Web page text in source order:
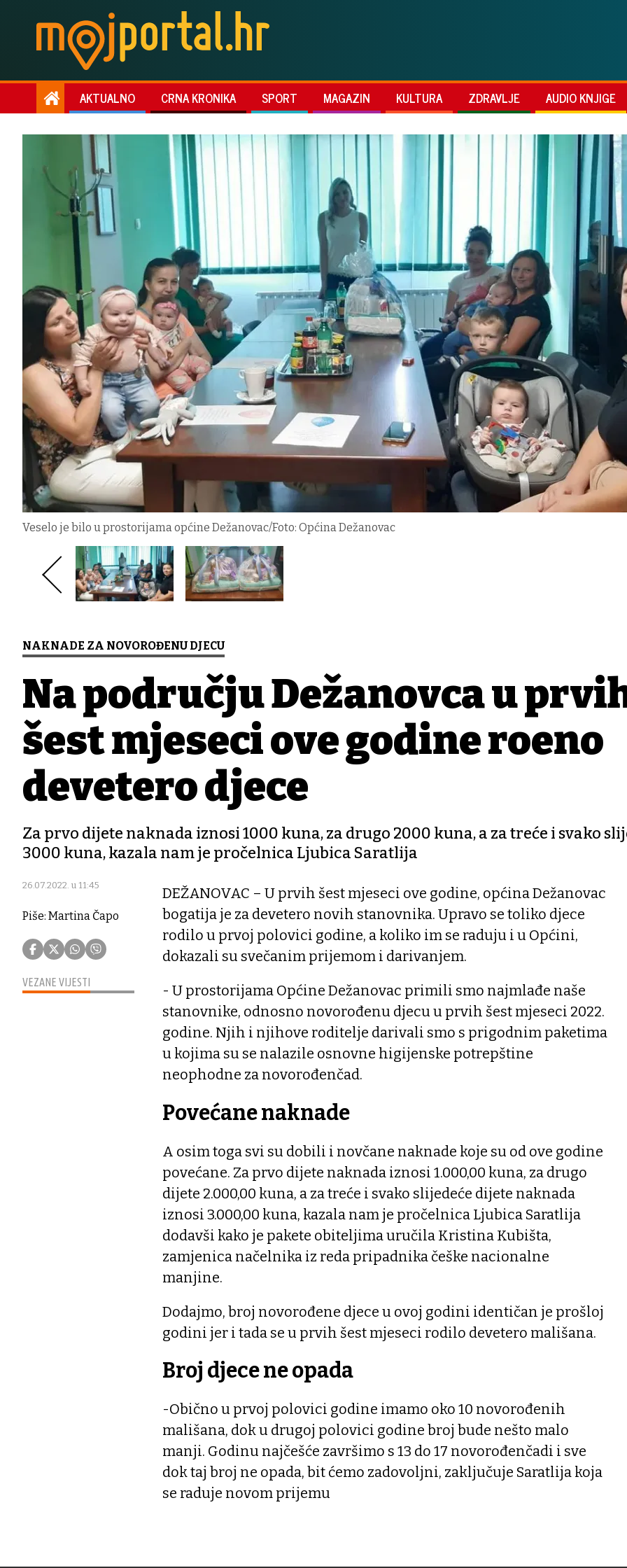
AKTUALNO CRNA KRONIKA SPORT MAGAZIN KULTURA ZDRAVLJE AUDIO KNJIGE
Veselo je bilo u prostorijama općine Dežanovac/Foto: Općina Dežanovac
NAKNADE ZA NOVOROĐENU DJECU
Na području Dežanovca u
šest mjeseci ove godine rođeno
devetero djece
Za prvo dijete naknada iznosi 1000 kuna, za drugo 2000 kuna, a za treće i svako
3000 kuna, kazala nam je pročelnica Ljubica Saratlija
26.07.2022. u 11:45
Piše: Martina Čapo
VEZANE VIJESTI
DEŽANOVAC – U prvih šest mjeseci ove godine, općina Dežanovac
bogatija je za devetero novih stanovnika. Upravo se toliko djece
rodilo u prvoj polovici godine, a koliko im se raduju i u Općini,
dokazali su svečanim prijemom i darivanjem.
- U prostorijama Općine Dežanovac primili smo najmlađe naše
stanovnike, odnosno novorođenu djecu u prvih šest mjeseci 2022.
godine. Njih i njihove roditelje darivali smo s prigodnim paketima
u kojima su se nalazile osnovne higijenske potrepštine
neophodne za novorođenčad.
Povećane naknade
A osim toga svi su dobili i novčane naknade koje su od ove godine
povećane. Za prvo dijete naknada iznosi 1.000,00 kuna, za drugo
dijete 2.000,00 kuna, a za treće i svako slijedeće dijete naknada
iznosi 3.000,00 kuna, kazala nam je pročelnica Ljubica Saratlija
dodavši kako je pakete obiteljima uručila Kristina Kubišta,
zamjenica načelnika iz reda pripadnika češke nacionalne
manjine.
Dodajmo, broj novorođene djece u ovoj godini identičan je prošloj
godini jer i tada se u prvih šest mjeseci rodilo devetero mališana.
Broj djece ne opada
-Obično u prvoj polovici godine imamo oko 10 novorođenih
mališana, dok u drugoj polovici godine broj bude nešto malo
manji. Godinu najčešće završimo s 13 do 17 novorođenčadi i sve
dok taj broj ne opada, bit ćemo zadovoljni, zaključuje Saratlija koja
se raduje novom prijemu